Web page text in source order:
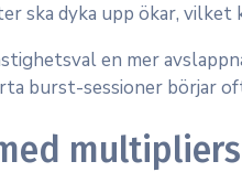
ska dyka upp ökar, vilket
en mer
burst-sessioner börjar